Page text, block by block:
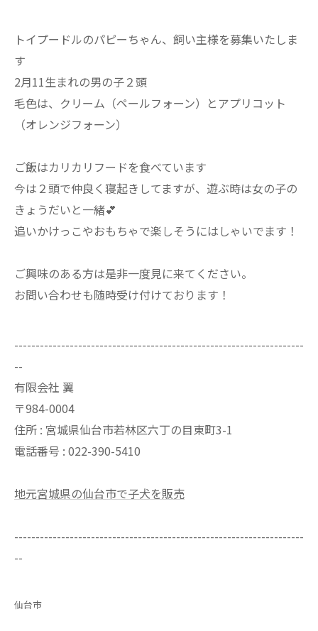
トイプードルのパピーちゃん、飼い主様を募集いたしま
す
2月11生まれの男の子２頭
毛色は、クリーム（ペールフォーン）とアプリコット
（オレンジフォーン）
ご飯はカリカリフードを食べています
今は２頭で仲良く寝起きしてますが、遊ぶ時は女の子の
きょうだいと一緒💕
追いかけっこやおもちゃで楽しそうにはしゃいでます！
ご興味のある方は是非一度見に来てください。
お問い合わせも随時受け付けております！
--------------------------------------------------------------------
--
有限会社 翼
〒984-0004
住所 : 宮城県仙台市若林区六丁の目東町3-1
電話番号 : 022-390-5410
地元宮城県の仙台市で子犬を販売
--------------------------------------------------------------------
--
仙台市